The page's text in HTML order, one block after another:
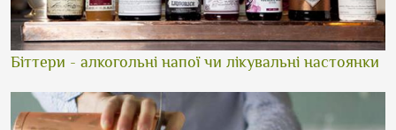
Біттери - алкогольні напої чи лікувальні настоянки